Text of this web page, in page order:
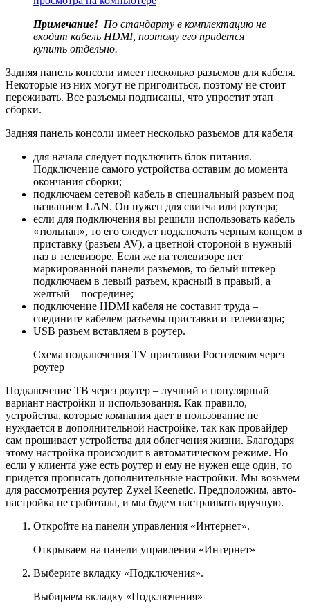
Примечание! По стандарту в комплектацию не
входит кабель HDMI, поэтому его придется
купить отдельно.
Задняя панель консоли имеет несколько разъемов для кабеля.
Некоторые из них могут не пригодиться, поэтому не стоит
переживать. Все разъемы подписаны, что упростит этап
сборки.
Задняя панель консоли имеет несколько разъемов для кабеля
для начала следует подключить блок питания.
Подключение самого устройства оставим до момента
окончания сборки;
подключаем сетевой кабель в специальный разъем под
названием LAN. Он нужен для свитча или роутера;
если для подключения вы решили использовать кабель
«тюльпан», то его следует подключать черным концом в
приставку (разъем AV), а цветной стороной в нужный
паз в телевизоре. Если же на телевизоре нет
маркированной панели разъемов, то белый штекер
подключаем в левый разъем, красный в правый, а
желтый – посредине;
подключение HDMI кабеля не составит труда –
соедините кабелем разъемы приставки и телевизора;
USB разъем вставляем в роутер.
Схема подключения TV приставки Ростелеком через
роутер
Подключение ТВ через роутер – лучший и популярный
вариант настройки и использования. Как правило,
устройства, которые компания дает в пользование не
нуждается в дополнительной настройке, так как провайдер
сам прошивает устройства для облегчения жизни. Благодаря
этому настройка происходит в автоматическом режиме. Но
если у клиента уже есть роутер и ему не нужен еще один, то
придется прописать дополнительные настройки. Мы возьмем
для рассмотрения роутер Zyxel Keenetic. Предположим, авто-
настройка не сработала, и мы будем настраивать вручную.
Откройте на панели управления «Интернет».
Открываем на панели управления «Интернет»
Выберите вкладку «Подключения».
Выбираем вкладку «Подключения»